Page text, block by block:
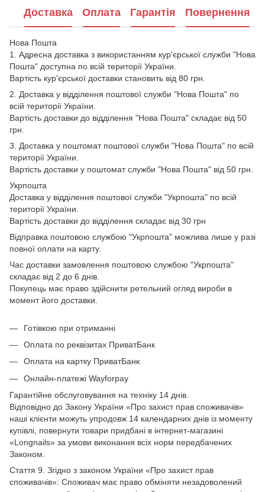
Доставка Оплата Гарантія Повернення
Нова Пошта
1. Адресна доставка з використанням кур'єрської служби "Нова
Пошта" доступна по всій території України.
Вартість кур'єрської доставки становить від 80 грн.
2. Доставка у відділення поштової служби "Нова Пошта" по
всій території України.
Вартість доставки до відділення "Нова Пошта" складає від 50
грн.
3. Доставка у поштомат поштової служби "Нова Пошта" по всій
території України.
Вартість доставки у поштомат служби "Нова Пошта" від 50 грн.
Укрпошта
Доставка у відділення поштової служби "Укрпошта" по всій
території України.
Вартість доставки до відділення складає від 30 грн
Відправка поштовою службою "Укрпошта" можлива лише у разі
повної оплати на карту.
Час доставки замовлення поштовою службою "Укрпошта"
складає від 2 до 6 днів.
Покупець має право здійснити ретельний огляд вироби в
момент його доставки.
Готівкою при отриманні
Оплата по реквізитах ПриватБанк
Оплата на картку ПриватБанк
Онлайн-платежі Wayforpay
Гарантійне обслуговування на техніку 14 днів.
Відповідно до Закону України «Про захист прав споживачів»
наші клієнти можуть упродовж 14 календарних днів із моменту
купівлі, повернути товари придбані в інтернет-магазині
«Longnails» за умови виконання всіх норм передбачених
Законом.
Стаття 9. Згідно з законом України «Про захист прав
споживачів»: Споживач має право обміняти незадоволений